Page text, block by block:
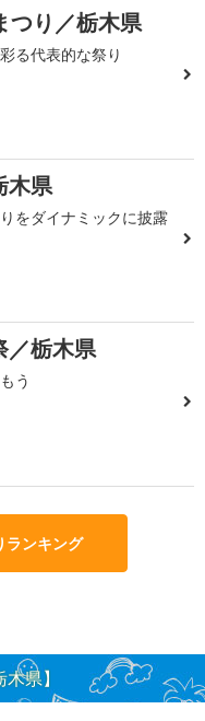
つり／栃木県
る代表的な祭り
木県
をダイナミックに披露
／栃木県
う
ランキング
県】